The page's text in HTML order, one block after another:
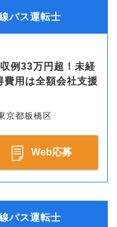
バス運転士
例33万円超！未経
費用は全額会社支援
京都板橋区
Web応募
バス運転士